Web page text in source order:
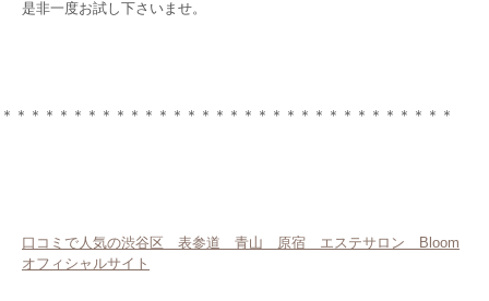
是非一度お試し下さいませ。
＊＊＊＊＊＊＊＊＊＊＊＊＊＊＊＊＊＊＊＊＊＊＊＊＊＊＊＊＊＊＊＊
口コミで人気の渋谷区 表参道 青山 原宿 エステサロン Bloom
オフィシャルサイト